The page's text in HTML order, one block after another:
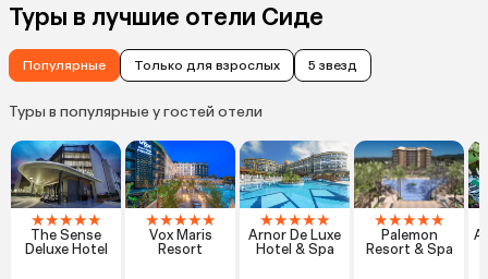
Туры в лучшие отели Сиде
Популярные Только для взрослых 5 звезд
Туры в популярные у гостей отели
★★★★★
The Sense
Deluxe Hotel
★★★★★
Vox Maris
Resort
★★★★★
Arnor De Luxe
Hotel & Spa
★★★★★
Palemon
Resort & Spa